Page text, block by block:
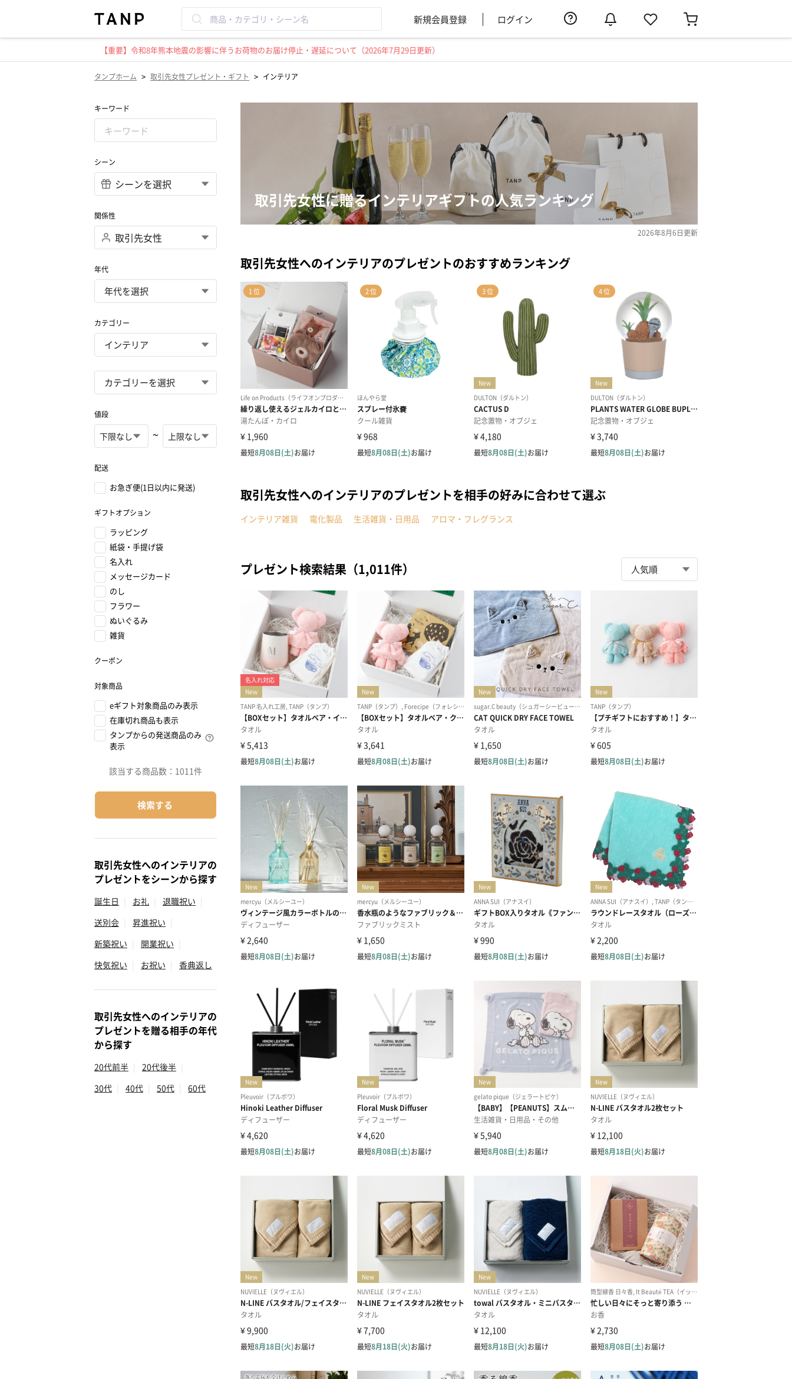
新規会員登録 ログイン
【重要】令和8年熊本地震の影響に伴うお荷物のお届け停止・遅延について（2026年7月29日更新）
タンプホーム > 取引先女性プレゼント・ギフト > インテリア
キーワード
シーン
関係性
年代
カテゴリー
値段
~
配送
お急ぎ便(1日以内に発送)
ギフトオプション
ラッピング
紙袋・手提げ袋
名入れ
メッセージカード
のし
フラワー
ぬいぐるみ
雑貨
クーポン
対象商品
eギフト対象商品のみ表示
在庫切れ商品も表示
タンプからの発送商品のみ
表示
該当する商品数： 1011件
検索する
取引先女性へのインテリアの
プレゼントをシーンから探す
誕生日 お礼 退職祝い
送別会
昇進祝い
新築祝い
開業祝い
快気祝い
お祝い 香典返し
取引先女性へのインテリアの
プレゼントを贈る相手の年代
から探す
20代前半 20代後半
30代
40代 50代 60代
取引先女性に贈るインテリアギフトの人気ランキング
2026年8月6日更新
取引先女性へのインテリアのプレゼントのおすすめランキング
取引先女性へのインテリアのプレゼントを相手の好みに合わせて選ぶ
インテリア雑貨 電化製品 生活雑貨・日用品 アロマ・フレグランス
プレゼント検索結果（1,011件）